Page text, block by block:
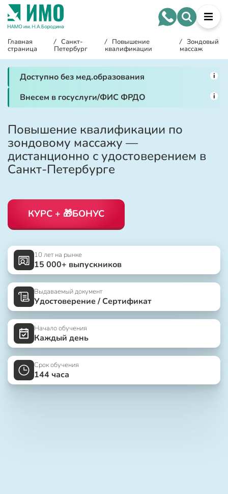
Главная
страница
/ Санкт-
Петербург
/ Повышение
квалификации
/ Зондовый
массаж
Доступно без мед.образования i
Внесем в госуслуги/ФИС ФРДО i
Повышение квалификации по
зондовому массажу —
дистанционно с удостоверением в
Санкт-Петербурге
КУРС + 🎁БОНУС
10 лет на рынке
15 000+ выпускников
Выдаваемый документ
Удостоверение / Сертификат
Начало обучения
Каждый день
Срок обучения
144 часа